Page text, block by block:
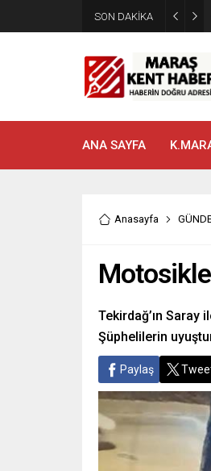
SON DAKİKA
ANA SAYFA
Anasayfa
Tekirdağ’ın Saray
Şüphelilerin
Paylaş